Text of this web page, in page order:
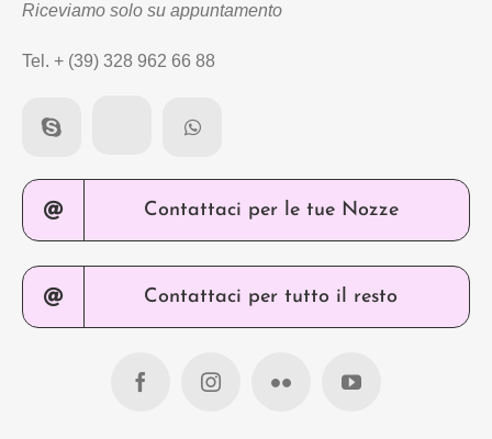
Riceviamo solo su appuntamento
Tel. + (39) 328 962 66 88
Contattaci per le tue Nozze
Contattaci per tutto il resto